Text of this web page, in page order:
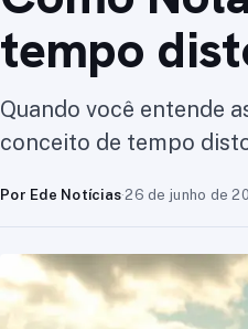
tempo
Quando você entende
conceito de tempo
Por Ede Notícias·26 de junho de